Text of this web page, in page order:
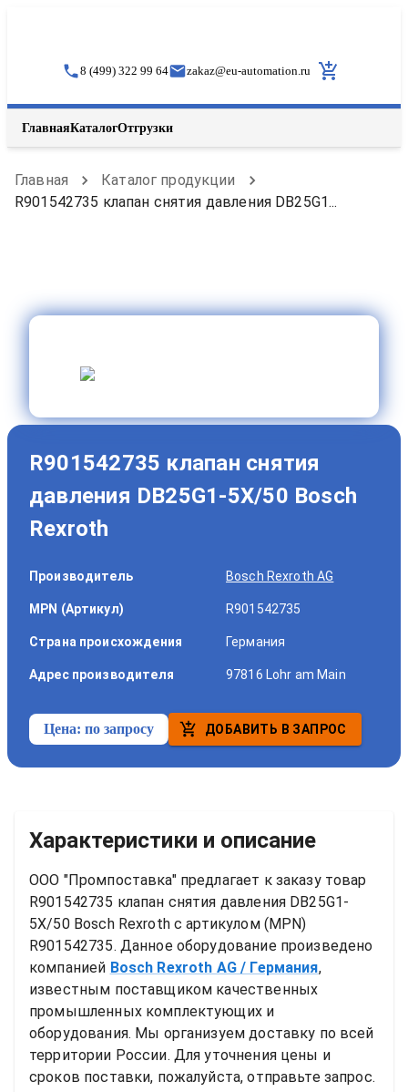
8 (499) 322 99 64 zakaz@eu-automation.ru
ГлавнаяКаталогОтгрузки
Главная
Каталог продукции
R901542735 клапан снятия давления DB25G1...
R901542735 клапан снятия
давления DB25G1-5X/50 Bosch
Rexroth
Производитель Bosch Rexroth AG
MPN (Артикул) R901542735
Страна происхождения Германия
Адрес производителя 97816 Lohr am Main
Цена: по запросу ДОБАВИТЬ В ЗАПРОС
Характеристики и описание
ООО "Промпоставка" предлагает к заказу товар
R901542735 клапан снятия давления DB25G1-
5X/50 Bosch Rexroth
R901542735. Данное оборудование произведено
компанией Bosch Rexroth AG / Германия,
известным поставщиком качественных
промышленных комплектующих и
оборудования. Мы организуем доставку по всей
территории России. Для уточнения цены и
сроков поставки, пожалуйста, отправьте запрос.